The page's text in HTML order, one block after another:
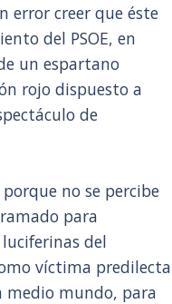
error creer que éste
del PSOE, en
un espartano
rojo dispuesto a
de
no se percibe
para
del
víctima predilecta
medio mundo, para